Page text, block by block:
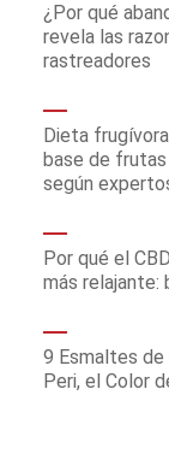
¿Por qué
revela las
rastreadores
Dieta
base de frutas
según
Por qué el
más relajante:
9 Esmaltes de
Peri, el Color